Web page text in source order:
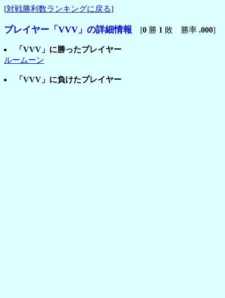
[対戦勝利数ランキングに戻る]
プレイヤー「VVV」の詳細情報 [0 勝 1 敗 勝率 .000]
「VVV」に勝ったプレイヤー
ルームーン
「VVV」に負けたプレイヤー